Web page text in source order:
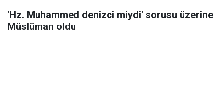
'Hz. Muhammed denizci miydi' sorusu üzerine
Müslüman oldu